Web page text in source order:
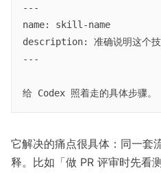
---
name: skill-name
description: 准确说明这个技
---
它解决的痛点很具体：同一套
释。比如「做 PR 评审时先看